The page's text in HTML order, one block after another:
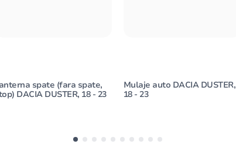
spate (fara spate,
DACIA DUSTER, 18 - 23
Mulaje auto DACIA DUSTER,
18 - 23